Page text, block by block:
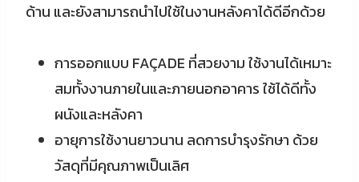
ด้าน และยังสามารถนำไปใช้ในงานหลังคาได้ดีอีกด้วย
การออกแบบ FAÇADE ที่สวยงาม ใช้งานได้เหมาะ
สมทั้งงานภายในและภายนอกอาคาร ใช้ได้ดีทั้ง
ผนังและหลังคา
อายุการใช้งานยาวนาน ลดการบำรุงรักษา ด้วย
วัสดุที่มีคุณภาพเป็นเลิศ